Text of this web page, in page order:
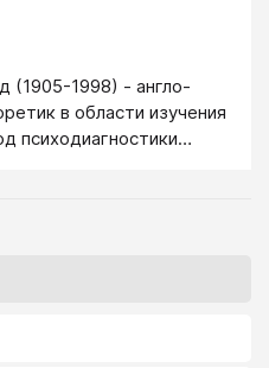
(1905-1998) - англо-
в области изучения
психодиагностики
механизмы для